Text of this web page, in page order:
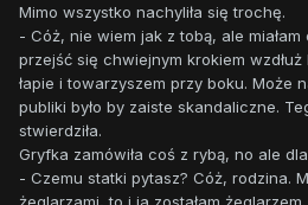
Mimo wszystko nachyliła się trochę.
- Cóż, nie wiem jak z tobą, ale
przejść się chwiejnym krokiem
łapie i towarzyszem przy boku. Może
publiki było by zaiste skandaliczne.
stwierdziła.
Gryfka zamówiła coś z rybą, no ale
- Czemu statki pytasz? Cóż, rodzina.